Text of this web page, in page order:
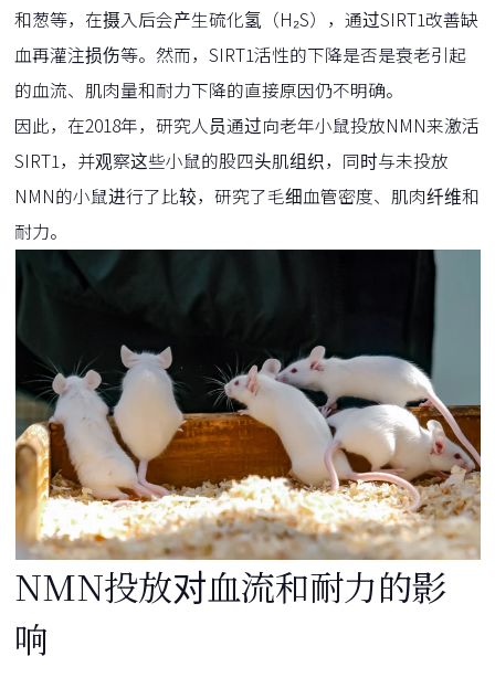
和葱等，在摄入后会产生硫化氢（H₂S），通过SIRT1改善缺
血再灌注损伤等。然而，SIRT1活性的下降是否是衰老引起
的血流、肌肉量和耐力下降的直接原因仍不明确。
因此，在2018年，研究人员通过向老年小鼠投放NMN来激活
SIRT1，并观察这些小鼠的股四头肌组织，同时与未投放
NMN的小鼠进行了比较，研究了毛细血管密度、肌肉纤维和
耐力。
NMN投放对血流和耐力的影
响